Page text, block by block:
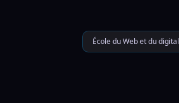
École du Web et du digital